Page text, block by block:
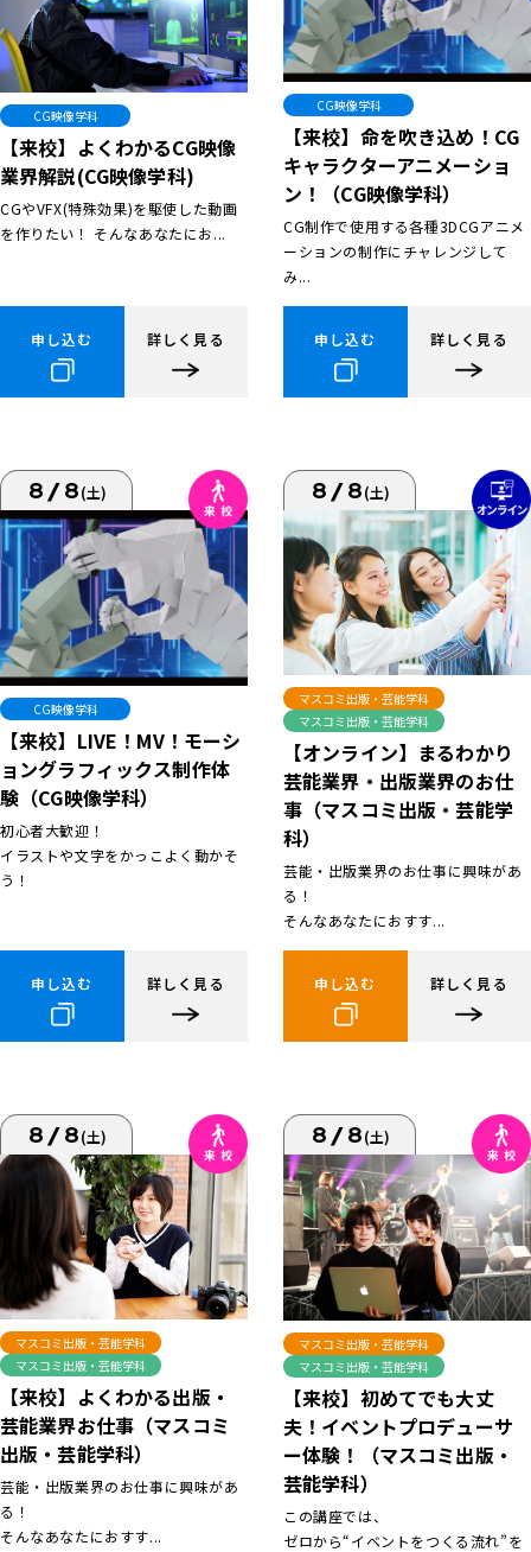
CG映像学科
【来校】よくわかるCG映像
業界解説(CG映像学科)
CGやVFX(特殊効果)を駆使した動画
を作りたい！ そんなあなたにお...
申し込む 詳しく見る
CG映像学科
【来校】命を吹き込め！CG
キャラクターアニメーショ
ン！（CG映像学科）
CG制作で使用する各種3DCGアニメ
ーションの制作にチャレンジして
み...
申し込む 詳しく見る
8/8(土)
CG映像学科
【来校】LIVE！MV！モーシ
ョングラフィックス制作体
験（CG映像学科）
初心者大歓迎！
イラストや文字をかっこよく動かそ
う！
申し込む 詳しく見る
8/8(土)
マスコミ出版・芸能学科
マスコミ出版・芸能学科
【オンライン】まるわかり
芸能業界・出版業界のお仕
事（マスコミ出版・芸能学
科）
芸能・出版業界のお仕事に興味があ
る！
そんなあなたにおすす...
申し込む 詳しく見る
8/8(土)
マスコミ出版・芸能学科
マスコミ出版・芸能学科
【来校】よくわかる出版・
芸能業界お仕事（マスコミ
出版・芸能学科）
芸能・出版業界のお仕事に興味があ
る！
そんなあなたにおすす...
8/8(土)
マスコミ出版・芸能学科
マスコミ出版・芸能学科
【来校】初めてでも大丈
夫！イベントプロデューサ
ー体験！（マスコミ出版・
芸能学科）
この講座では、
ゼロから“イベントをつくる流れ”を